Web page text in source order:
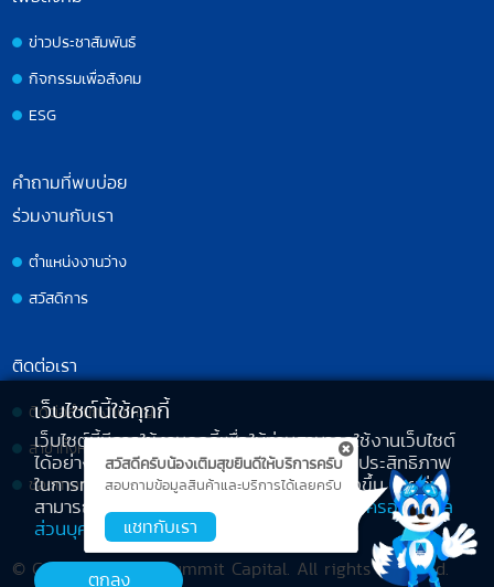
ข่าวประชาสัมพันธ์
กิจกรรมเพื่อสังคม
ESG
คำถามที่พบบ่อย
ร่วมงานกับเรา
ตำแหน่งงานว่าง
สวัสดิการ
ติดต่อเรา
ติดต่อสำนักงานใหญ่
สาขาทั้งหมด
ช่องทางการร้องเรียน
© Copyright 2020 Summit Capital. All rights reserved.
เว็บไซต์นี้ใช้คุกกี้
เว็บไซต์นี้มีการใช้งานคุกกี้เพื่อให้ท่านสามารถใช้งานเว็บไซต์
ได้อย่างสะดวกและเพื่อช่วยปรับปรุงหรือเพิ่มประสิทธิภาพ
ในการทำงานหรือการให้บริการเว็บไซต์ได้ดียิ่งขึ้น โดยท่าน
สามารถศึกษารายละเอียดเพิ่มเติมได้ที่
การคุ้มครองข้อมูล
ส่วนบุคคล
ตกลง
สวัสดีครับน้องเติมสุขยินดีให้บริการครับ
สอบถามข้อมูลสินค้าและบริการได้เลยครับ
แชทกับเรา